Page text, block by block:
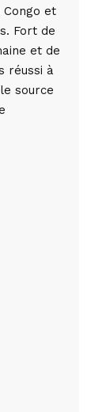
Congo et
Fort de
et de
réussi à
source